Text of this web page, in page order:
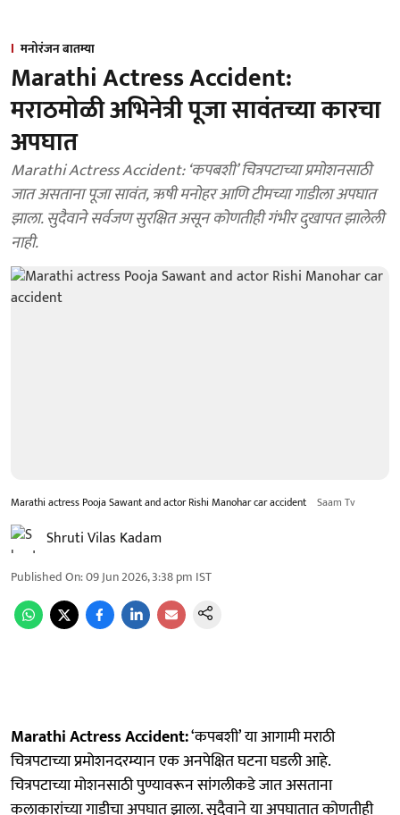
मनोरंजन बातम्या
Marathi Actress Accident:
मराठमोळी अभिनेत्री पूजा सावंतच्या कारचा
अपघात
Marathi Actress Accident: ‘कपबशी’ चित्रपटाच्या प्रमोशनसाठी
जात असताना पूजा सावंत, ऋषी मनोहर आणि टीमच्या गाडीला अपघात
झाला. सुदैवाने सर्वजण सुरक्षित असून कोणतीही गंभीर दुखापत झालेली
नाही.
Marathi actress Pooja Sawant and actor Rishi Manohar car accident Saam Tv
Shruti Vilas Kadam
Published On:09 Jun 2026, 3:38 pm IST
Marathi Actress Accident:‘कपबशी’ या आगामी मराठी
चित्रपटाच्या प्रमोशनदरम्यान एक अनपेक्षित घटना घडली आहे.
चित्रपटाच्या मोशनसाठी पुण्यावरून सांगलीकडे जात असताना
कलाकारांच्या गाडीचा अपघात झाला. सुदैवाने या अपघातात कोणतीही